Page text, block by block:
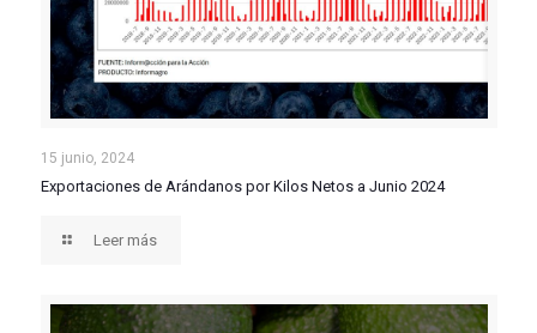
Exportaciones de Arándanos por Kilos Netos a Junio
15 junio, 2024
Exportaciones de Arándanos por Kilos Netos a Junio 2024
Leer más